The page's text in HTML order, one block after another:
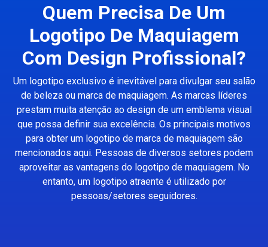
Quem Precisa De Um
Logotipo De Maquiagem
Com Design Profissional?
Um logotipo exclusivo é inevitável para divulgar seu salão
de beleza ou marca de maquiagem. As marcas líderes
prestam muita atenção ao design de um emblema visual
que possa definir sua excelência. Os principais motivos
para obter um logotipo de marca de maquiagem são
mencionados aqui. Pessoas de diversos setores podem
aproveitar as vantagens do logotipo de maquiagem. No
entanto, um logotipo atraente é utilizado por
pessoas/setores seguidores.